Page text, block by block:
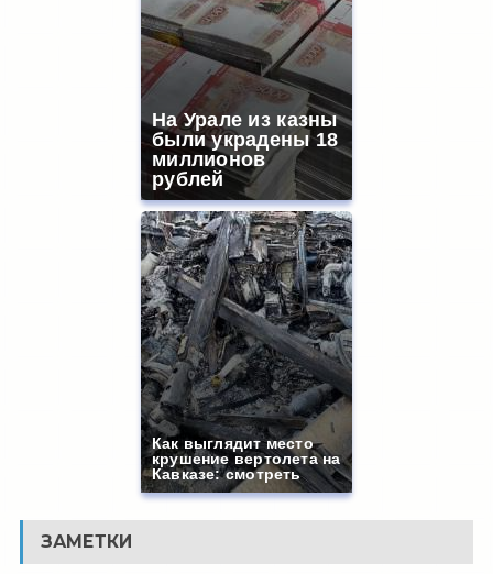
На Урале из казны
были украдены 18
миллионов
рублей
Как выглядит место
крушение вертолета на
Кавказе: смотреть
ЗАМЕТКИ